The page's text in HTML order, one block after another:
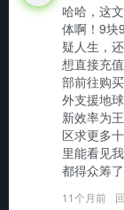
哈哈，这
体啊！9块
疑人生，
想直接充
部前往购
外支援地
新效率为
区求更多
里能看见
都得众筹了
11个月前